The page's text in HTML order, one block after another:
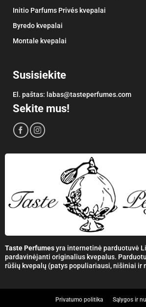
Initio Parfums Privés kvepalai
Byredo kvepalai
Montale kvepalai
Susisiekite
El. paštas: labas@tasteperfumes.com
Sekite mus!
Taste Perfumesyra internetinė parduotuvė
pardavinėjanti originalius kvepalus.
rūšių kvepalų (patys populiariausi, nišiniai ir
Privatumo politika Sąlygos ir